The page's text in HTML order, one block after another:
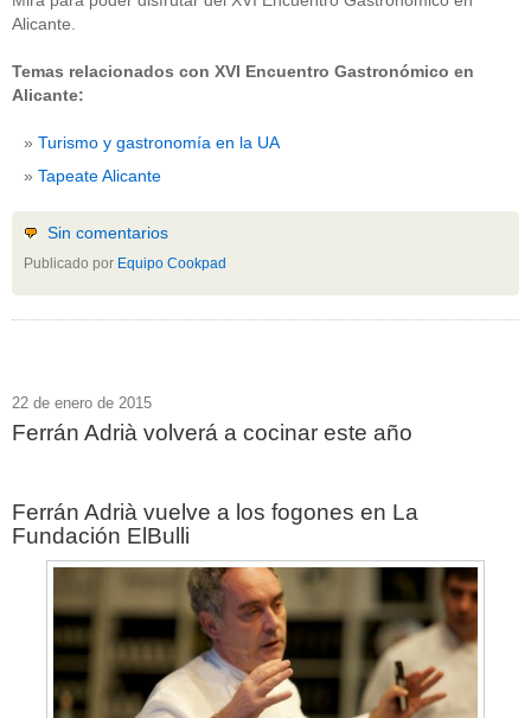
Alicante.
Temas relacionados con XVI Encuentro Gastronómico en
Alicante:
Turismo y gastronomía en la UA
Tapeate Alicante
Sin comentarios
Publicado por Equipo Cookpad
22 de enero de 2015
Ferrán Adrià volverá a cocinar este año
Ferrán Adrià vuelve a los fogones en La
Fundación ElBulli